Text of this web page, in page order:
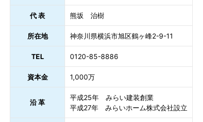
代 表 熊坂 治樹
所在地 神奈川県横浜市旭区鶴ヶ峰2-9-11
TEL 0120-85-8886
資本金 1,000万
沿 革
平成25年 みらい建装創業
平成27年 みらいホーム株式会社設立